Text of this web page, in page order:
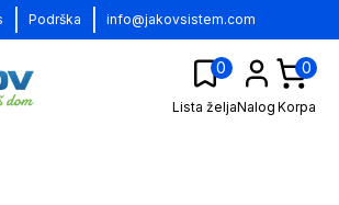
Podrška info@jakovsistem.com
0
Lista željaNalog
0
Korpa